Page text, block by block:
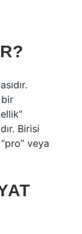
bir
Birisi
veya